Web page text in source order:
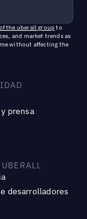
the uberall groupto
and market trends as
without affecting the
prensa
UBERALL
desarrolladores